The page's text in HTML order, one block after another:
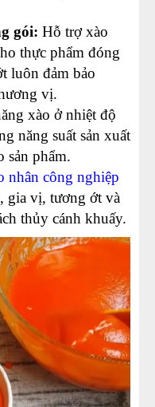
gói: Hỗ trợ xào
thực phẩm đóng
luôn đảm bảo
vị.
xào ở nhiệt độ
năng suất sản xuất
sản phẩm.
nhân công nghiệp
gia vị, tương ớt và
thủy cánh khuấy.